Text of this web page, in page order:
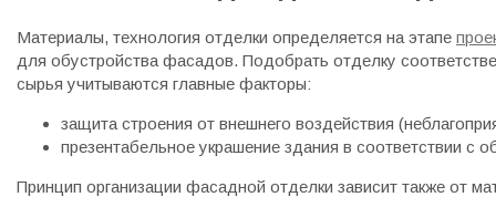
Материалы, технология отделки определяется на этапе
для обустройства фасадов. Подобрать отделку
сырья учитываются главные факторы:
защита строения от внешнего воздействия
презентабельное украшение здания в соответствии с
Принцип организации фасадной отделки зависит также от